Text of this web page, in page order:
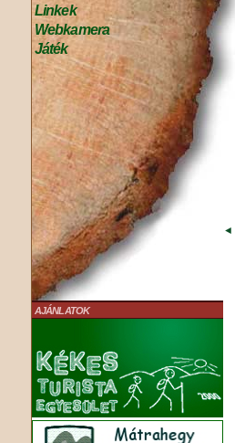
Linkek
Webkamera
Játék
AJÁNLATOK
◄